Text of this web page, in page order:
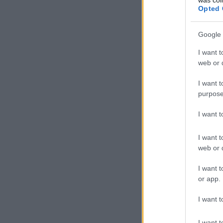
Opted
Google
I want
web or
I want
I want
I want
web or
I want
or app.
I want